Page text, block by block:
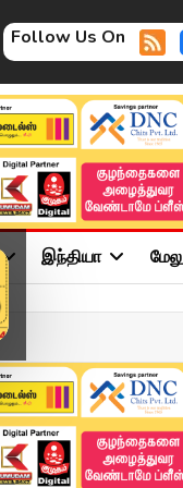
Follow Us On
இந்தியா